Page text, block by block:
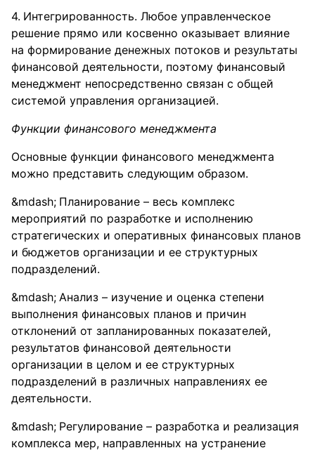
Интегрированность. Любое управленческое
решение прямо или косвенно оказывает влияние
на формирование денежных потоков и результаты
финансовой деятельности, поэтому финансовый
менеджмент непосредственно связан с общей
системой управления организацией.
Функции финансового менеджмента
Основные функции финансового менеджмента
можно представить следующим образом.
Планирование – весь комплекс
мероприятий по разработке и исполнению
стратегических и оперативных финансовых планов
и бюджетов организации и ее структурных
подразделений.
Анализ – изучение и оценка степени
выполнения финансовых планов и причин
отклонений от запланированных показателей,
результатов финансовой деятельности
организации в целом и ее структурных
подразделений в различных направлениях ее
деятельности.
Регулирование – разработка и реализация
комплекса мер, направленных на устранение